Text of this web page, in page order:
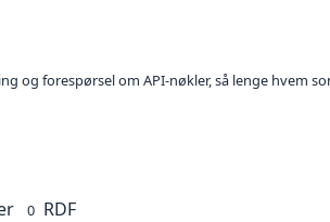
og forespørsel om API-nøkler, så lenge hvem
0 RDF